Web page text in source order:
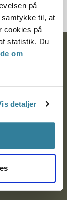
på
samtykke til, at
cookies på
statistik. Du
om
detaljer